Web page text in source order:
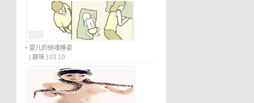
婴儿的销魂睡姿
[ 趣味 ] 03.10